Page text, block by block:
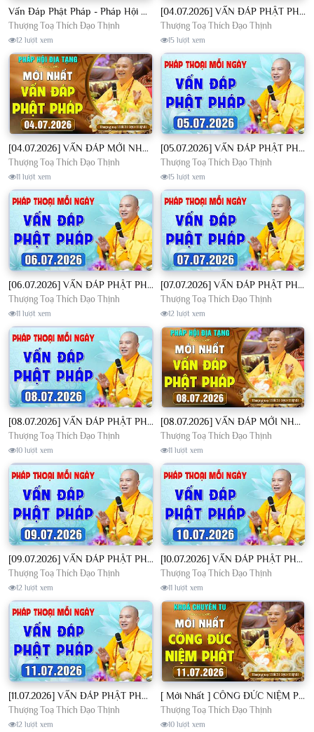
Vấn Đáp Phật Pháp - Pháp Hội Địa Tạng Ngày 01/08/2026│TT. Thích Đạo Thịnh
Thượng Toạ Thích Đạo Thịnh
12 lượt xem
[04.07.2026] VẤN ĐÁP PHẬT PHÁP - Nghe Thầy giảng Pháp mỗi ngày CÔNG ĐỨC VÔ LƯỢNG│TT. Thích Đạo Thịnh
Thượng Toạ Thích Đạo Thịnh
15 lượt xem
[04.07.2026] VẤN ĐÁP MỚI NHẤT - Pháp Hội Địa Tạng Chùa Khai Nguyên | TT. Thích Đạo Thịnh
Thượng Toạ Thích Đạo Thịnh
11 lượt xem
[05.07.2026] VẤN ĐÁP PHẬT PHÁP - Nghe Thầy giảng Pháp mỗi ngày CÔNG ĐỨC VÔ LƯỢNG│TT. Thích Đạo Thịnh
Thượng Toạ Thích Đạo Thịnh
15 lượt xem
[06.07.2026] VẤN ĐÁP PHẬT PHÁP - Nghe Thầy giảng Pháp mỗi ngày CÔNG ĐỨC VÔ LƯỢNG│TT. Thích Đạo Thịnh
Thượng Toạ Thích Đạo Thịnh
11 lượt xem
[07.07.2026] VẤN ĐÁP PHẬT PHÁP - Nghe Thầy giảng Pháp mỗi ngày CÔNG ĐỨC VÔ LƯỢNG│TT. Thích Đạo Thịnh
Thượng Toạ Thích Đạo Thịnh
12 lượt xem
[08.07.2026] VẤN ĐÁP PHẬT PHÁP - Nghe Thầy giảng Pháp mỗi ngày CÔNG ĐỨC VÔ LƯỢNG│TT. Thích Đạo Thịnh
Thượng Toạ Thích Đạo Thịnh
10 lượt xem
[08.07.2026] VẤN ĐÁP MỚI NHẤT - Pháp Hội Địa Tạng Chùa Khai Nguyên | TT. Thích Đạo Thịnh
Thượng Toạ Thích Đạo Thịnh
11 lượt xem
[09.07.2026] VẤN ĐÁP PHẬT PHÁP - Nghe Thầy giảng Pháp mỗi ngày CÔNG ĐỨC VÔ LƯỢNG│TT. Thích Đạo Thịnh
Thượng Toạ Thích Đạo Thịnh
12 lượt xem
[10.07.2026] VẤN ĐÁP PHẬT PHÁP - Nghe Thầy giảng Pháp mỗi ngày CÔNG ĐỨC VÔ LƯỢNG│TT. Thích Đạo Thịnh
Thượng Toạ Thích Đạo Thịnh
11 lượt xem
[11.07.2026] VẤN ĐÁP PHẬT PHÁP - Nghe Thầy giảng Pháp mỗi ngày CÔNG ĐỨC VÔ LƯỢNG│TT. Thích Đạo Thịnh
Thượng Toạ Thích Đạo Thịnh
12 lượt xem
[ Mới Nhất ] CÔNG ĐỨC NIỆM PHẬT - Khoá Chuyên Tu Chùa Khai Nguyên 11/07/2026 | TT. Thích Đạo Thịnh
Thượng Toạ Thích Đạo Thịnh
10 lượt xem